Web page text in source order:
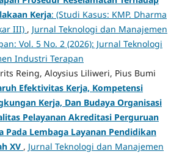
Kerja: (Studi Kasus: KMP. Dharma
III) , Jurnal Teknologi dan Manajemen
Vol. 5 No. 2 (2026): Jurnal Teknologi
Industri Terapan
Reing, Aloysius Liliweri, Pius Bumi
Efektivitas Kerja, Kompetensi
Kerja, Dan Budaya Organisasi
Pelayanan Akreditasi Perguruan
Pada Lembaga Layanan Pendidikan
XV , Jurnal Teknologi dan Manajemen